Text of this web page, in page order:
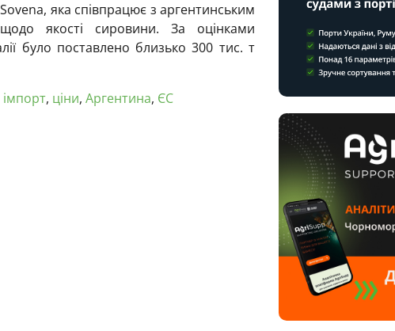
яка співпрацює з аргентинським
якості сировини. За оцінками
було поставлено близько 300 тис. т
імпорт, ціни, Аргентина, ЄС